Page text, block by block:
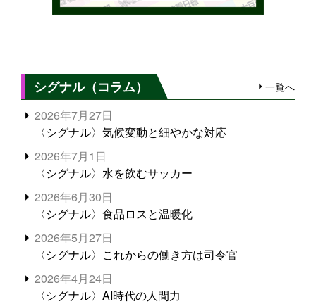
シグナル（コラム） 一覧へ
2026年7月27日
〈シグナル〉気候変動と細やかな対応
2026年7月1日
〈シグナル〉水を飲むサッカー
2026年6月30日
〈シグナル〉食品ロスと温暖化
2026年5月27日
〈シグナル〉これからの働き方は司令官
2026年4月24日
〈シグナル〉AI時代の人間力